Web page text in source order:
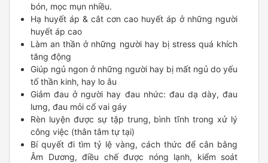
bón, mọc mụn nhiều.
Hạ huyết áp & cắt cơn cao huyết áp ở những người
huyết áp cao
Làm an thần ở những người hay bị stress quá khích
tăng động
Giúp ngủ ngon ở những người hay bị mất ngủ do yếu
tố thần kinh, hay lo âu
Giảm đau ở người hay đau nhức: đau dạ dày, đau
lưng, đau mỏi cổ vai gáy
Rèn luyện được sự tập trung, bình tĩnh trong xử lý
công việc (thân tâm tự tại)
Bí quyết đi tìm tỷ lệ vàng, cách thức để cân bằng
Âm Dương, điều chế được nóng lạnh, kiểm soát